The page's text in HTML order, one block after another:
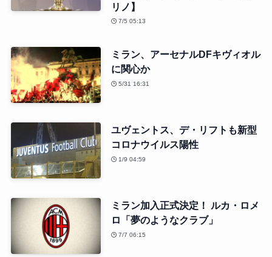
リノ】
7/5 05:13
ミラン、アーセナルDFキヴィオル
に関心か
5/31 16:31
ユヴェントス、デ・リフトも新型
コロナウイルス陽性
1/9 04:59
ミラン加入正式決定！ ルカ・ロメ
ロ「夢のようなクラブ」
7/7 06:15